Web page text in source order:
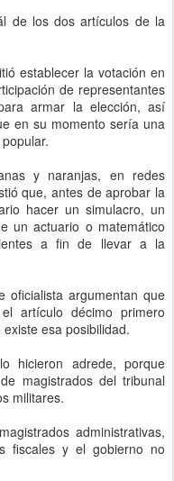
de los dos artículos de la
establecer la votación en
de representantes
armar la elección, así
en su momento sería una
y naranjas, en redes
que, antes de aprobar la
hacer un simulacro, un
un actuario o matemático
a fin de llevar a la
oficialista argumentan que
artículo décimo primero
esa posibilidad.
hicieron adrede, porque
magistrados del tribunal
militares.
administrativas,
fiscales y el gobierno no